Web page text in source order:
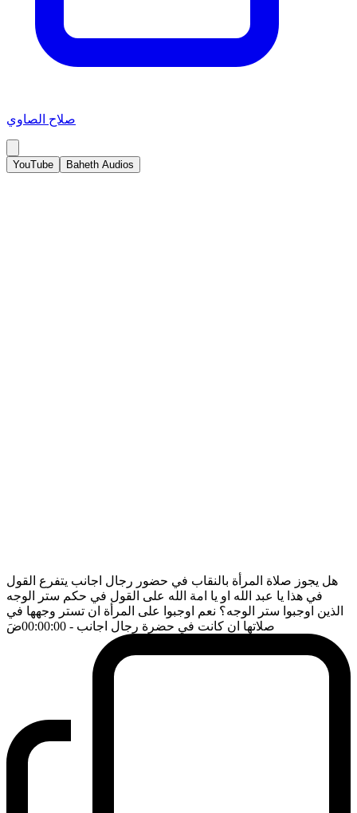
صلاح الصاوي
YouTube Baheth Audios
هل يجوز صلاة المرأة بالنقاب في حضور رجال اجانب يتفرع القول
في هذا يا عبد الله او يا امة الله على القول في حكم ستر الوجه
الذين اوجبوا ستر الوجه؟ نعم اوجبوا على المرأة ان تستر وجهها في
صلاتها ان كانت في حضرة رجال اجانب - 00:00:00 ضَ